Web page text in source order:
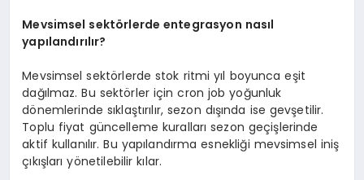
Mevsimsel sektörlerde entegrasyon nasıl
yapılandırılır?
Mevsimsel sektörlerde stok ritmi yıl boyunca eşit
dağılmaz. Bu sektörler için cron job yoğunluk
dönemlerinde sıklaştırılır, sezon dışında ise gevşetilir.
Toplu fiyat güncelleme kuralları sezon geçişlerinde
aktif kullanılır. Bu yapılandırma esnekliği mevsimsel iniş
çıkışları yönetilebilir kılar.